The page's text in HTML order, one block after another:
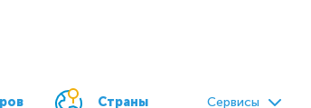
Страны Сервисы